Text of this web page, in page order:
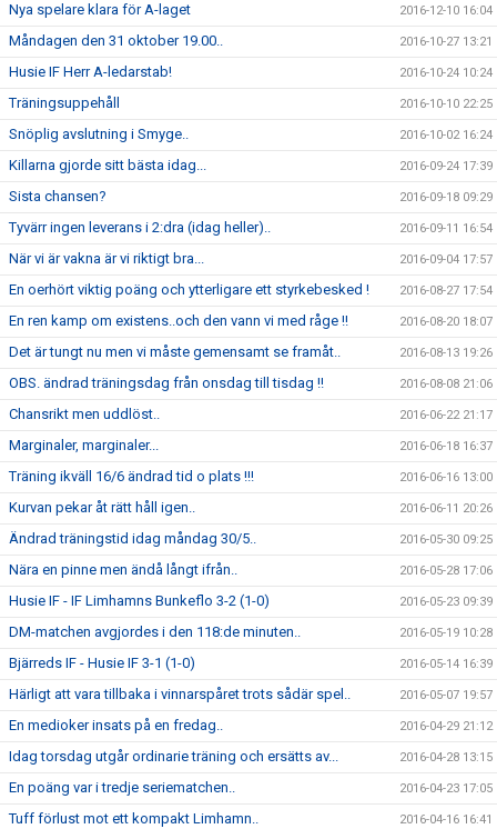
Nya spelare klara för A-laget 2016-12-10 16:04
Måndagen den 31 oktober 19.00.. 2016-10-27 13:21
Husie IF Herr A-ledarstab! 2016-10-24 10:24
Träningsuppehåll 2016-10-10 22:25
Snöplig avslutning i Smyge.. 2016-10-02 16:24
Killarna gjorde sitt bästa idag... 2016-09-24 17:39
Sista chansen? 2016-09-18 09:29
Tyvärr ingen leverans i 2:dra (idag heller).. 2016-09-11 16:54
När vi är vakna är vi riktigt bra... 2016-09-04 17:57
En oerhört viktig poäng och ytterligare ett styrkebesked ! 2016-08-27 17:54
En ren kamp om existens..och den vann vi med råge !! 2016-08-20 18:07
Det är tungt nu men vi måste gemensamt se framåt.. 2016-08-13 19:26
OBS. ändrad träningsdag från onsdag till tisdag !! 2016-08-08 21:06
Chansrikt men uddlöst.. 2016-06-22 21:17
Marginaler, marginaler... 2016-06-18 16:37
Träning ikväll 16/6 ändrad tid o plats !!! 2016-06-16 13:00
Kurvan pekar åt rätt håll igen.. 2016-06-11 20:26
Ändrad träningstid idag måndag 30/5.. 2016-05-30 09:25
Nära en pinne men ändå långt ifrån.. 2016-05-28 17:06
Husie IF - IF Limhamns Bunkeflo 3-2 (1-0) 2016-05-23 09:39
DM-matchen avgjordes i den 118:de minuten.. 2016-05-19 10:28
Bjärreds IF - Husie IF 3-1 (1-0) 2016-05-14 16:39
Härligt att vara tillbaka i vinnarspåret trots sådär spel.. 2016-05-07 19:57
En medioker insats på en fredag.. 2016-04-29 21:12
Idag torsdag utgår ordinarie träning och ersätts av... 2016-04-28 13:15
En poäng var i tredje seriematchen.. 2016-04-23 17:05
Tuff förlust mot ett kompakt Limhamn.. 2016-04-16 16:41